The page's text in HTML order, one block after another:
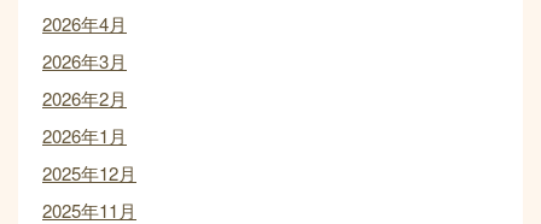
2026年4月
2026年3月
2026年2月
2026年1月
2025年12月
2025年11月